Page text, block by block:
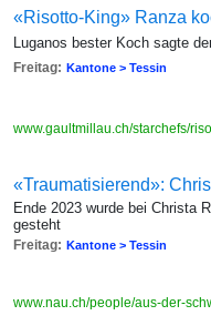
«Risotto-King» Ranza
Luganos bester Koch sagte
Freitag: Kantone > Tessin
www.gaultmillau.ch/starchefs/
«Traumatisierend»:
Ende 2023 wurde bei Christa
gesteht
Freitag: Kantone > Tessin
www.nau.ch/people/aus-der-